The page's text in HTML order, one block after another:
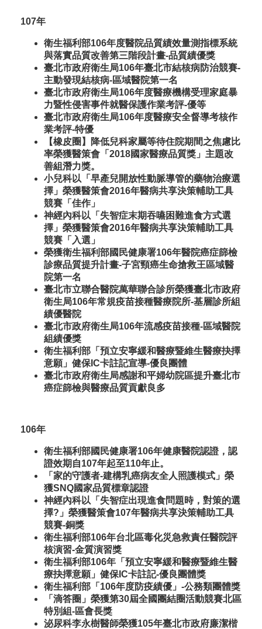
107年
衛生福利部106年度醫院品質績效量測指標系統
與落實品質改善第三階段計畫-品質績優獎
臺北市政府衛生局106年臺北市結核病防治競賽-
主動發現結核病-區域醫院第一名
臺北市政府衛生局106年度醫療機構受理家庭暴
力暨性侵害事件就醫保護作業考評-優等
臺北市政府衛生局106年度醫療安全督導考核作
業考評-特優
【橡皮圈】降低兒科家屬等待住院期間之焦慮比
率榮獲醫策會「2018國家醫療品質獎」主題改
善組潛力獎。
小兒科以「早產兒開放性動脈導管的藥物治療選
擇」榮獲醫策會2016年醫病共享決策輔助工具
競賽「佳作」
神經內科以「失智症末期吞嚥困難進食方式選
擇」榮獲醫策會2016年醫病共享決策輔助工具
競賽「入選」
榮獲衛生福利部國民健康署106年醫院癌症篩檢
診療品質提升計畫-子宮頸癌生命搶救王區域醫
院第一名
臺北市立聯合醫院萬華聯合診所榮獲臺北市政府
衛生局106年常規疫苗接種醫療院所-基層診所組
績優醫院
臺北市政府衛生局106年流感疫苗接種-區域醫院
組績優獎
衛生福利部「預立安寧緩和醫療暨維生醫療抉擇
意願」健保IC卡註記宣導-優良團體
臺北市政府衛生局感謝和平婦幼院區提升臺北市
癌症篩檢與醫療品質貢獻良多
106年
衛生福利部國民健康署106年健康醫院認證，認
證效期自107年起至110年止。
「家的守護者-建構乳癌病友全人照護模式」榮
獲SNQ國家品質標章認證
神經內科以「失智症出現進食問題時，對策的選
擇?」榮獲醫策會107年醫病共享決策輔助工具
競賽-銅獎
衛生福利部106年台北區毒化災急救責任醫院評
核演習-金質演習獎
衛生福利部106年「預立安寧緩和醫療暨維生醫
療抉擇意願」健保IC卡註記-優良團體獎
衛生福利部「106年度防疫績優」-公務類團體獎
「滴答圈」榮獲第30屆全國團結圈活動競賽北區
特別組-區會長獎
泌尿科李永樹醫師榮獲105年臺北市政府廉潔楷